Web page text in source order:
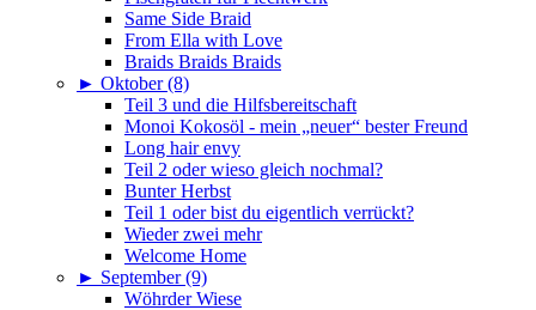
Same Side Braid
From Ella with Love
Braids Braids Braids
► Oktober (8)
Teil 3 und die Hilfsbereitschaft
Monoi Kokosöl - mein „neuer“ bester Freund
Long hair envy
Teil 2 oder wieso gleich nochmal?
Bunter Herbst
Teil 1 oder bist du eigentlich verrückt?
Wieder zwei mehr
Welcome Home
► September (9)
Wöhrder Wiese